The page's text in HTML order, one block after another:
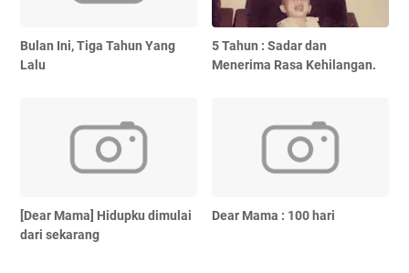
Bulan Ini, Tiga Tahun Yang
Lalu
5 Tahun : Sadar dan
Menerima Rasa Kehilangan.
[Dear Mama] Hidupku dimulai
dari sekarang
Dear Mama : 100 hari